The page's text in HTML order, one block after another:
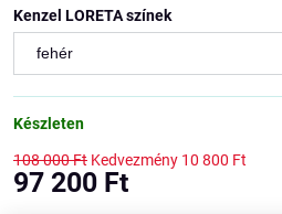
Kenzel LORETA színek
Készleten
108 000 Ft Kedvezmény 10 800 Ft
97 200 Ft